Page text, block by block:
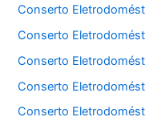
Conserto
Conserto
Conserto
Conserto
Conserto